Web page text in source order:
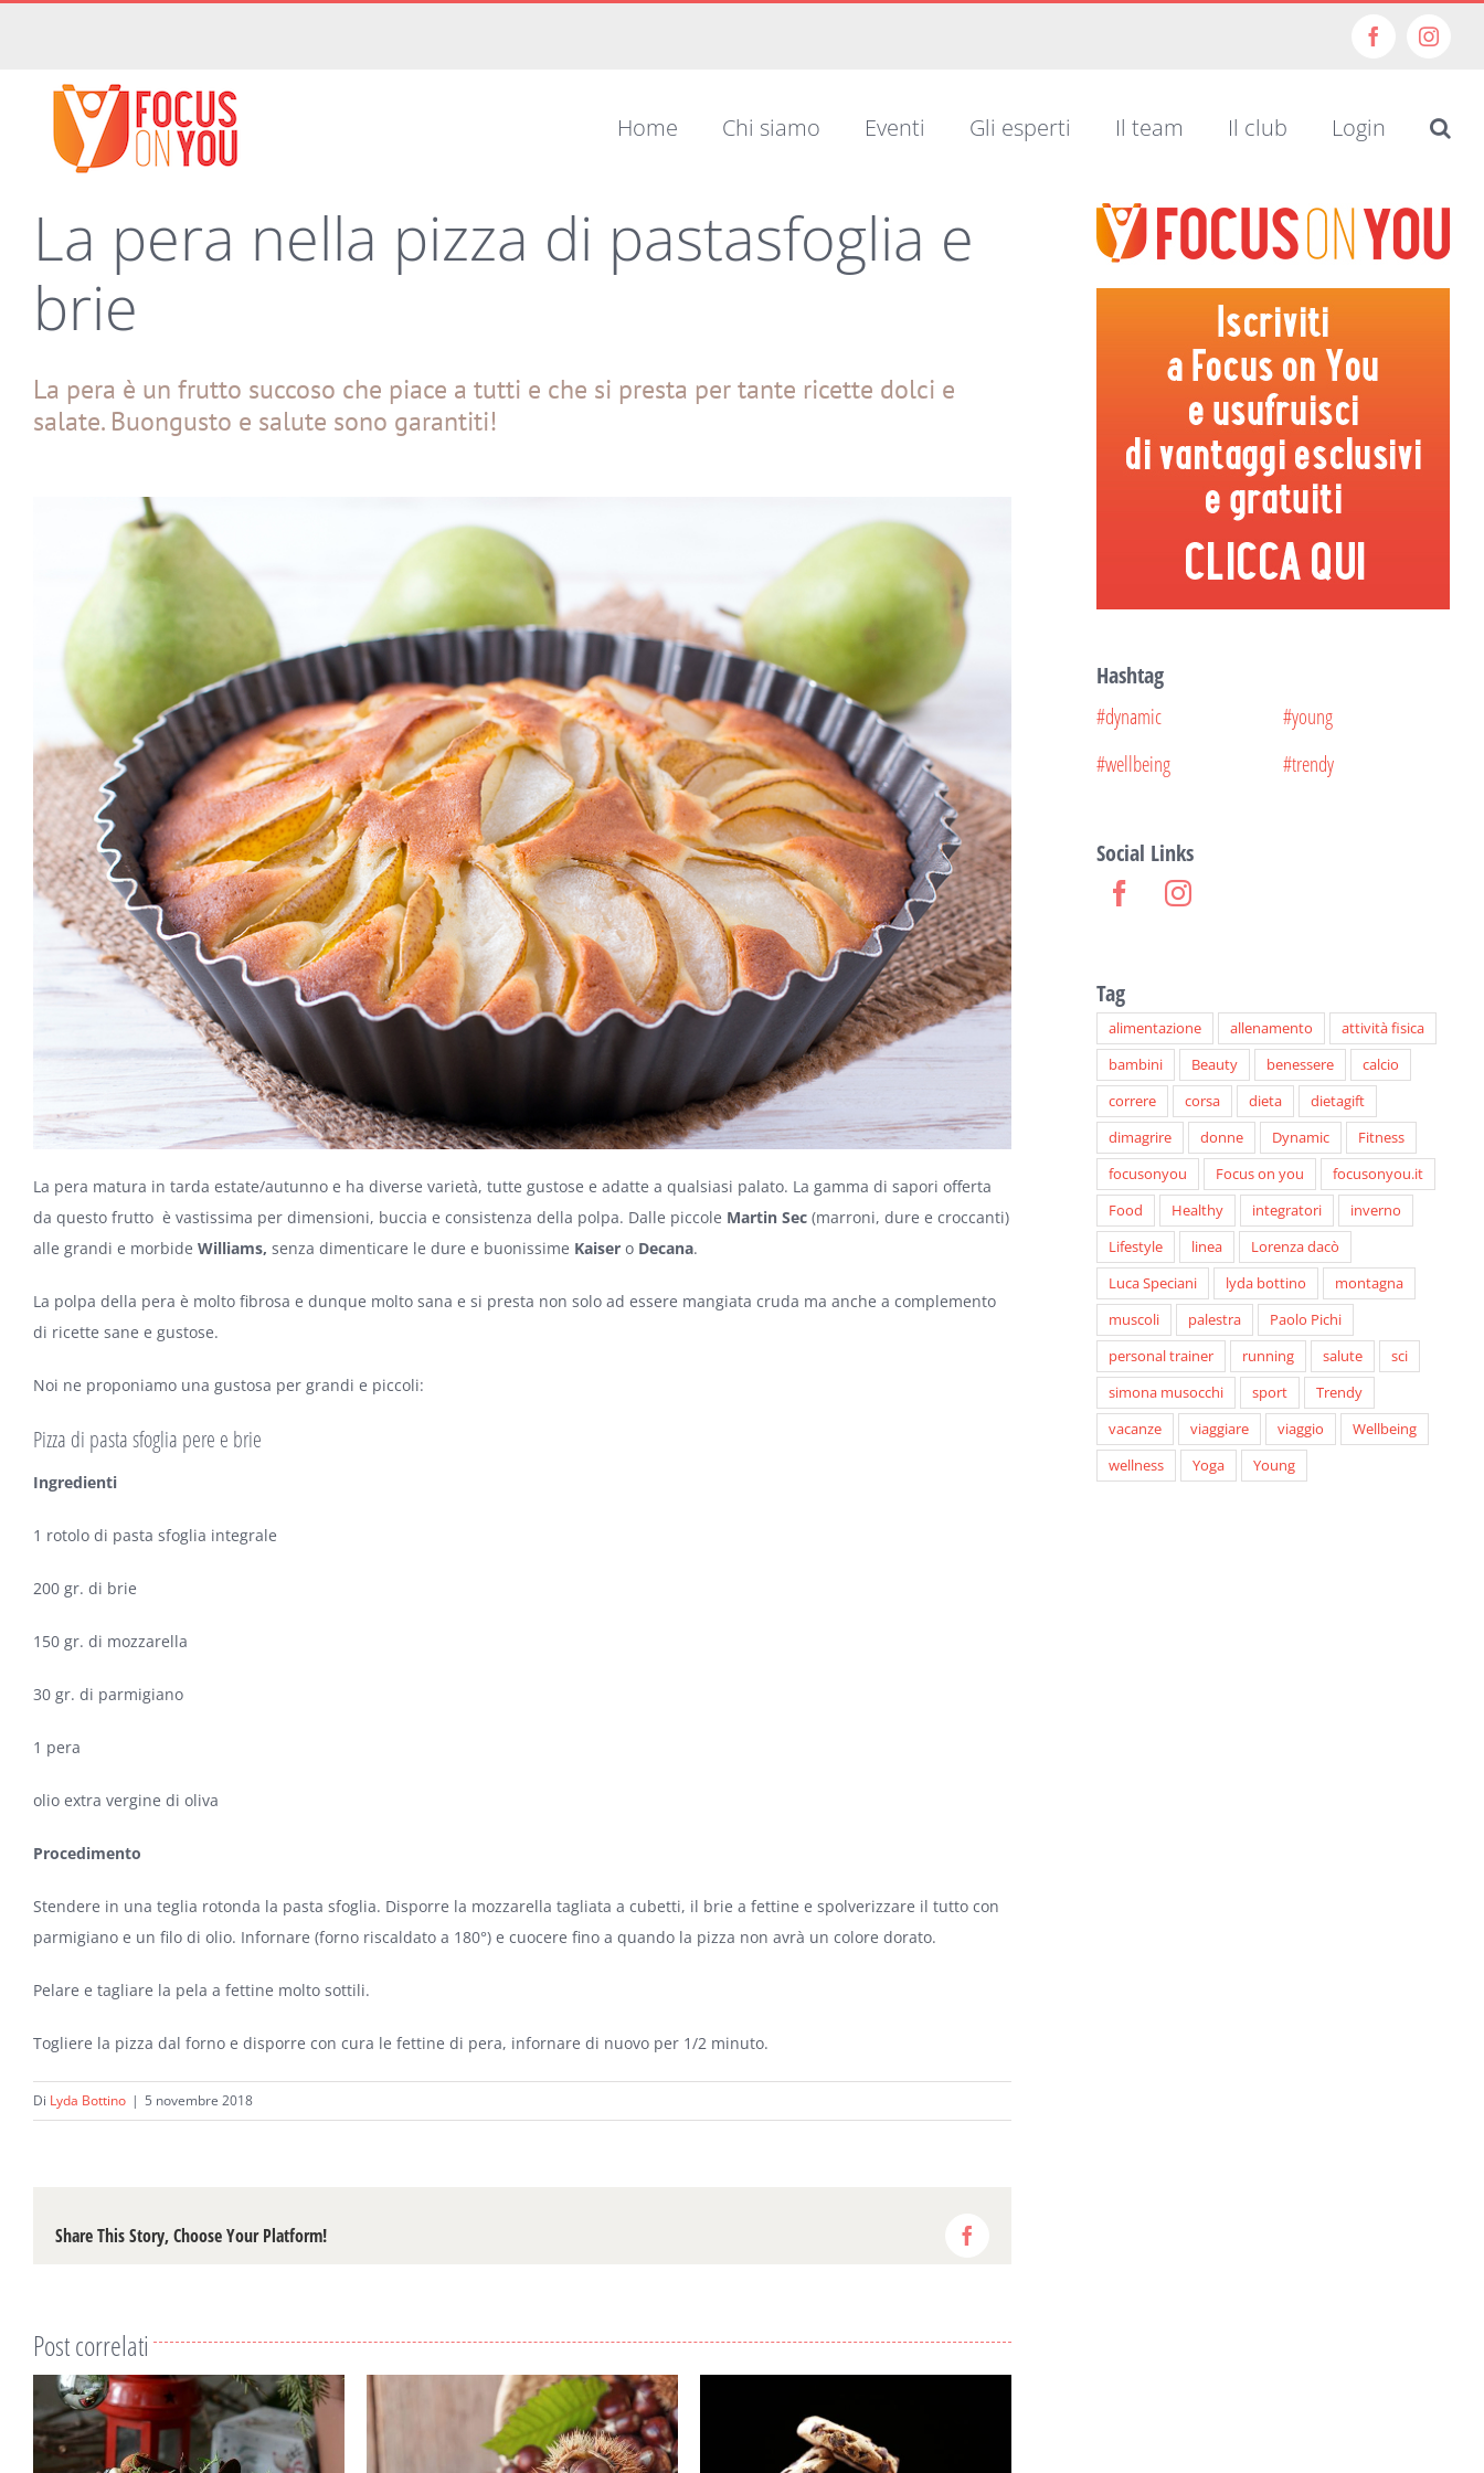
Facebook
Home Chi siamo Eventi Gli esperti Il team Il club Login
La pera nella pizza di pastasfoglia e
brie
La pera è un frutto succoso che piace a tutti e che si presta per tante ricette dolci e
salate. Buongusto e salute sono garantiti!
La pera matura in tarda estate/autunno e ha diverse varietà, tutte gustose e adatte a qualsiasi palato. La gamma di sapori offerta
da questo frutto è vastissima per dimensioni, buccia e consistenza della polpa. Dalle piccole Martin Sec (marroni, dure e croccanti)
alle grandi e morbide Williams, senza dimenticare le dure e buonissime Kaiser o Decana.
La polpa della pera è molto fibrosa e dunque molto sana e si presta non solo ad essere mangiata cruda ma anche a complemento
di ricette sane e gustose.
Noi ne proponiamo una gustosa per grandi e piccoli:
Pizza di pasta sfoglia pere e brie
Ingredienti
1 rotolo di pasta sfoglia integrale
200 gr. di brie
150 gr. di mozzarella
30 gr. di parmigiano
1 pera
olio extra vergine di oliva
Procedimento
Stendere in una teglia rotonda la pasta sfoglia. Disporre la mozzarella tagliata a cubetti, il brie a fettine e spolverizzare il tutto con
parmigiano e un filo di olio. Infornare (forno riscaldato a 180°) e cuocere fino a quando la pizza non avrà un colore dorato.
Pelare e tagliare la pela a fettine molto sottili.
Togliere la pizza dal forno e disporre con cura le fettine di pera, infornare di nuovo per 1/2 minuto.
Di Lyda Bottino | 5 novembre 2018
Share This Story, Choose Your Platform!
Post correlati
Hashtag
#dynamic
#young
#wellbeing
#trendy
Social Links
Tag
alimentazione allenamento
attività fisica
bambini
Beauty benessere
calcio
correre
corsa dieta
dietagift
dimagrire
donne Dynamic
Fitness
focusonyou
Focus on you
focusonyou.it
Food
Healthy integratori
inverno
Lifestyle
linea
Lorenza dacò
Luca Speciani
lyda bottino
montagna
muscoli
palestra
Paolo Pichi
personal trainer
running salute
sci
simona musocchi
sport
Trendy
vacanze
viaggiare viaggio
Wellbeing
wellness
Yoga Young